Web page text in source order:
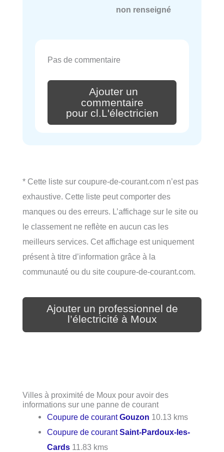
non renseigné
Pas de commentaire
Ajouter un
commentaire
pour cl.L'électricien
* Cette liste sur coupure-de-courant.com n’est pas
exhaustive. Cette liste peut comporter des
manques ou des erreurs. L’affichage sur le site ou
le classement ne reflète en aucun cas les
meilleurs services. Cet affichage est uniquement
présent à titre d’information grâce à la
communauté ou du site coupure-de-courant.com.
Ajouter un professionnel de
l’électricité à Moux
Villes à proximité de Moux pour avoir des
informations sur une panne de courant
Coupure de courantGouzon 10.13 kms
Coupure de courantSaint-Pardoux-les-
Cards 11.83 kms